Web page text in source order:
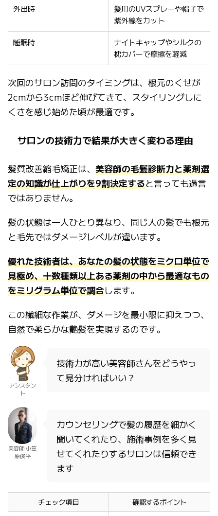
外出時
髪用のUVスプレーや帽子で
紫外線をカット
睡眠時
ナイトキャップやシルクの
枕カバーで摩擦を軽減
次回のサロン訪問のタイミングは、根元のくせが
2cmから3cmほど伸びてきて、スタイリングしに
くさを感じ始めた頃が最適です。
サロンの技術力で結果が大きく変わる理由
髪質改善縮毛矯正は、 美容師の毛髪診断力と薬剤選
定の知識が仕上がりを9割決定すると言っても過言
ではありません。
髪の状態は一人ひとり異なり、同じ人の髪でも根元
と毛先ではダメージレベルが違います。
優れた技術者は、あなたの髪の状態をミクロ単位で
見極め、十数種類以上ある薬剤の中から最適なもの
をミリグラム単位で調合します。
この繊細な作業が、ダメージを最小限に抑えつつ、
自然で柔らかな艶髪を実現するのです。
アシスタン
ト
技術力が高い美容師さんをどうやっ
て見分ければいい？
美容師 小笠
原俊平
カウンセリングで髪の履歴を細かく
聞いてくれたり、施術事例を多く見
せてくれたりするサロンは信頼でき
ます
チェック項目
確認するポイント